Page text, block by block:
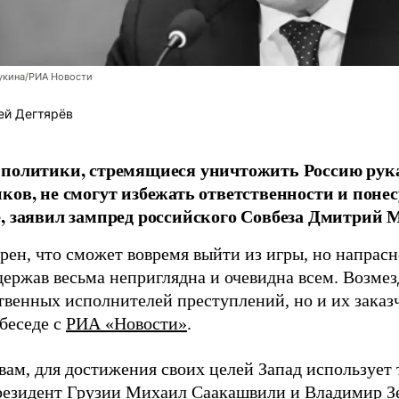
РИА Новости
Дегтярёв
стремящиеся уничтожить Россию
не смогут избежать ответственности и
заявил зампред российского Совбеза Дмитрий
что сможет вовремя выйти из игры, но
весьма неприглядна и очевидна всем.
исполнителей преступлений, но и их
с РИА «Новости».
для достижения своих целей Запад использует
Грузии Михаил Саакашвили и Владимир